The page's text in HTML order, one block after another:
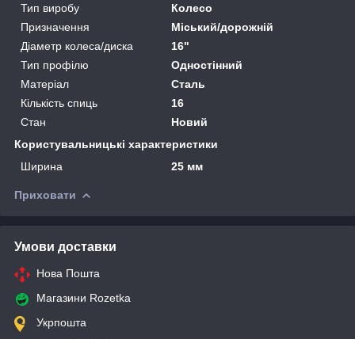
Тип виробу
Колесо
Призначення
Міський/дорожній
Діаметр колеса/диска
16"
Тип профілю
Одностінний
Матеріал
Сталь
Кількість спиць
16
Стан
Новий
Користувальницькі характеристики
Ширина
25 мм
Приховати
Умови доставки
Нова Пошта
Магазини Rozetka
Укрпошта